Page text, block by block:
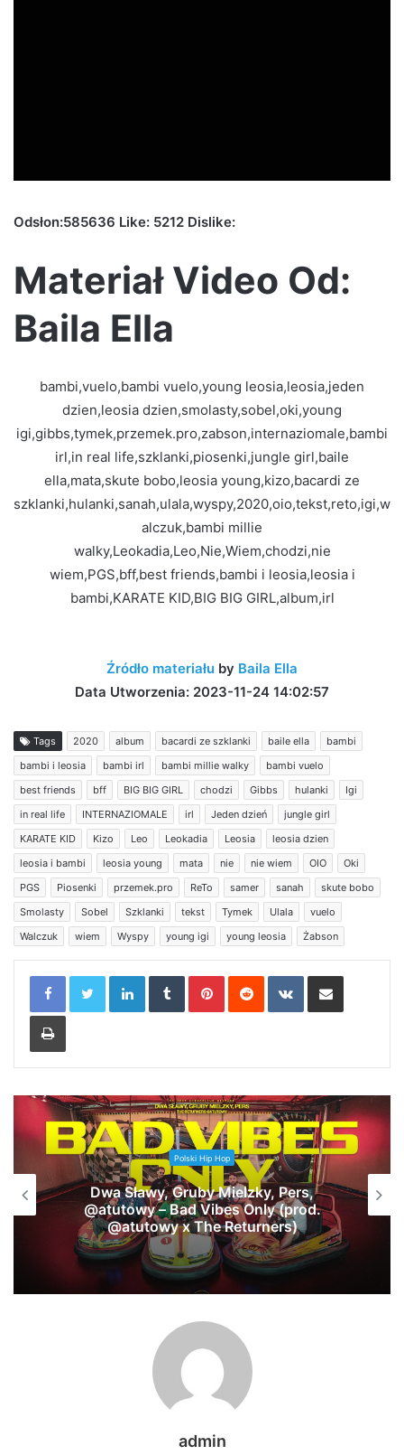
Odsłon:585636 Like: 5212 Dislike:
Materiał Video Od:
Baila Ella
bambi,vuelo,bambi vuelo,young leosia,leosia,jeden
dzien,leosia dzien,smolasty,sobel,oki,young
igi,gibbs,tymek,przemek.pro,zabson,internaziomale,bambi
irl,in real life,szklanki,piosenki,jungle girl,baile
ella,mata,skute bobo,leosia young,kizo,bacardi ze
szklanki,hulanki,sanah,ulala,wyspy,2020,oio,tekst,reto,igi,w
alczuk,bambi millie
walky,Leokadia,Leo,Nie,Wiem,chodzi,nie
wiem,PGS,bff,best friends,bambi i leosia,leosia i
bambi,KARATE KID,BIG BIG GIRL,album,irl
Źródło materiału by Baila Ella
Data Utworzenia: 2023-11-24 14:02:57
Tags 2020 album bacardi ze szklanki baile ella
bambi
bambi i leosia
bambi irl bambi millie walky
bambi vuelo
best friends
bff BIG BIG GIRL chodzi Gibbs hulanki
Igi
in real life
INTERNAZIOMALE irl Jeden dzień
jungle girl
KARATE KID
Kizo Leo Leokadia Leosia
leosia dzien
leosia i bambi
leosia young mata nie nie wiem OIO
Oki
PGS
Piosenki przemek.pro ReTo samer sanah
skute bobo
Smolasty
Sobel Szklanki tekst Tymek Ulala
vuelo
Walczuk
wiem Wyspy young igi young leosia Żabson
LinkedInTumblrPinterestReddit VKontakteShare via Email
Print
Polski Hip Hop
Dwa Sławy, Gruby Mielzky, Pers,
@atutowy – Bad Vibes Only (prod.
@atutowy x The Returners)
admin